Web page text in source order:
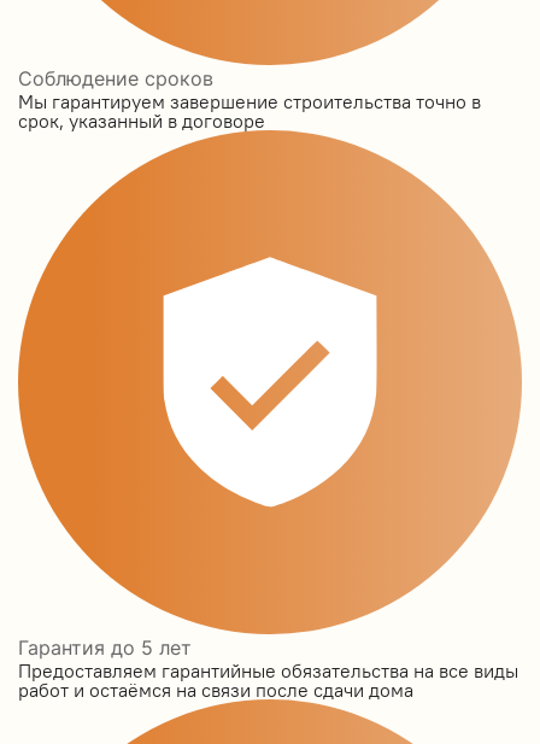
Соблюдение сроков
Мы гарантируем завершение строительства точно в
срок, указанный в договоре
Гарантия до 5 лет
Предоставляем гарантийные обязательства на все виды
работ и остаёмся на связи после сдачи дома